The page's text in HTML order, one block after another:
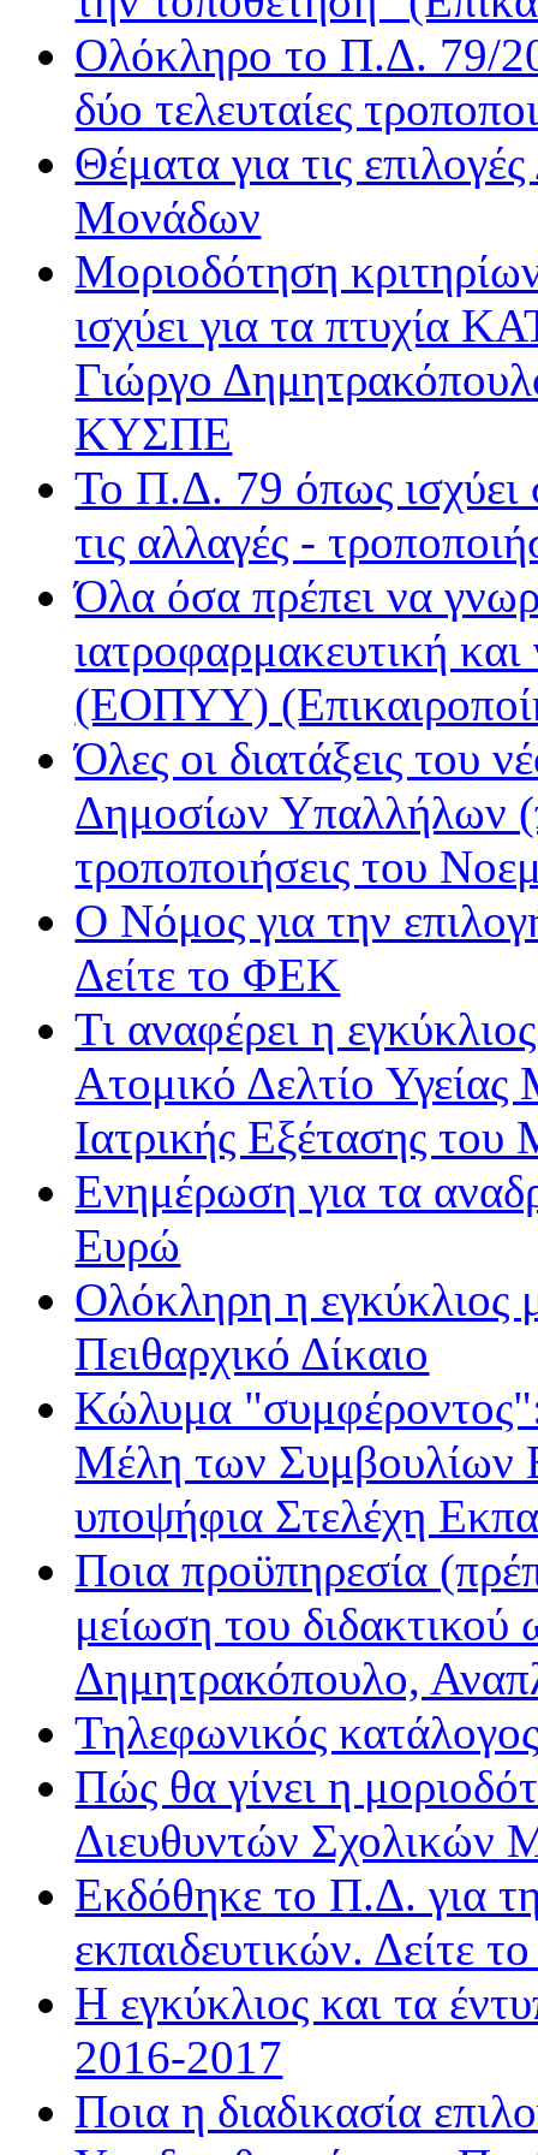
Rock FM
Sentra FM
Όασις
Δίφωνο
Δρόμος FM
Ε.ΡΑ. Δεύτερο
Ε.ΡΑ. Σπορ
Ε.ΡΑ. Τρίτο
Εν Λευκώ
Μινόρε FM
ΝΕΤ
Ράδιο Άστυ
Ρυθμός
Ολόκληρο το Π.Δ. 79/
δύο τελευταίες
Θέματα για τις
Μονάδων
Μοριοδότηση
ισχύει για τα πτυχία
Γιώργο
ΚΥΣΠΕ
Το Π.Δ. 79 όπως ισχύει
τις αλλαγές -
Όλα όσα πρέπει να
ιατροφαρμακευτική
(ΕΟΠΥΥ)
Όλες οι διατάξεις του
Δημοσίων Υπαλλήλων
τροποποιήσεις του
Ο Νόμος για την
Δείτε το ΦΕΚ
Τι αναφέρει η
Ατομικό Δελτίο
Ιατρικής Εξέτασης
Ενημέρωση για τα
Ευρώ
Ολόκληρη η εγκύκλιος
Πειθαρχικό Δίκαιο
Κώλυμα "συμφέροντος":
Μέλη των Συμβουλίων
υποψήφια Στελέχη
Ποια προϋπηρεσία
μείωση του
Δημητρακόπουλο,
Τηλεφωνικός
Πώς θα γίνει η
Διευθυντών Σχολικών
Εκδόθηκε το Π.Δ. για
εκπαιδευτικών. Δείτε
Η εγκύκλιος και τα
2016-2017
Ποια η διαδικασία